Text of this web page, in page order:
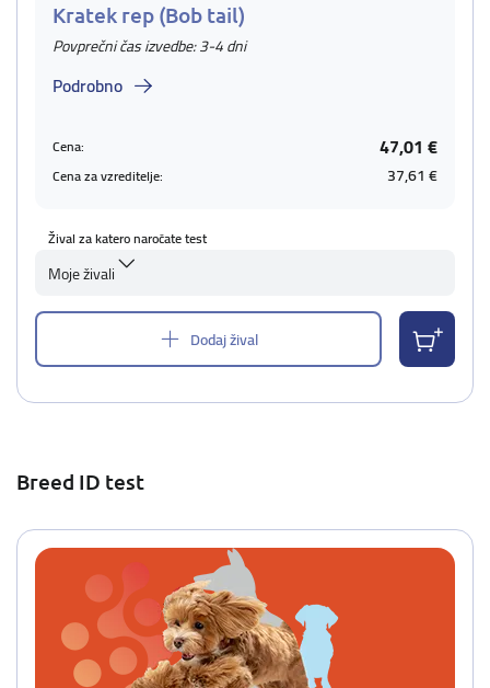
Kratek rep (Bob tail)
Povprečni čas izvedbe: 3-4 dni
Podrobno
Cena: 47,01 €
Cena za vzreditelje: 37,61 €
Žival za katero naročate test
Moje živali
Dodaj žival
Breed ID test